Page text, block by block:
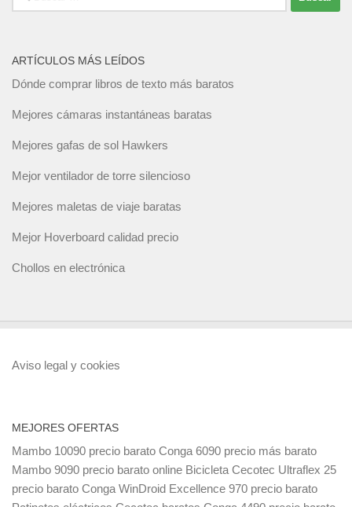
ARTÍCULOS MÁS LEÍDOS
Dónde comprar libros de texto más baratos
Mejores cámaras instantáneas baratas
Mejores gafas de sol Hawkers
Mejor ventilador de torre silencioso
Mejores maletas de viaje baratas
Mejor Hoverboard calidad precio
Chollos en electrónica
Aviso legal y cookies
MEJORES OFERTAS
Mambo 10090 precio barato Conga 6090 precio más barato
Mambo 9090 precio barato online Bicicleta Cecotec Ultraflex 25
precio barato Conga WinDroid Excellence 970 precio barato